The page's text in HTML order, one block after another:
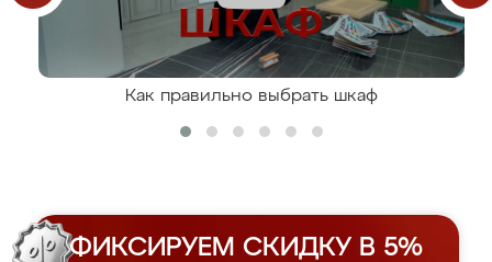
Как правильно выбрать шкаф
ФИКСИРУЕМ СКИДКУ В 5%